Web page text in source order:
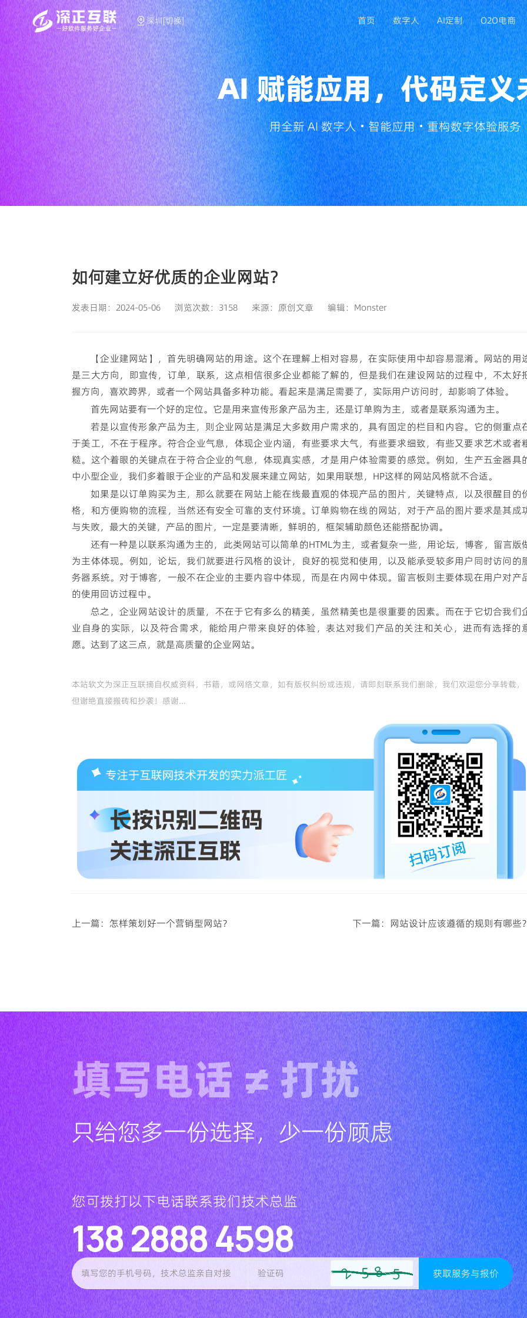
深圳[切换] 首页 数字人 AI定制 O2O电商
APP定制开发
满足移动端业务拓展，打造专属品牌应用
小程序开发
依托微信生态获客，降低用户使用门槛
ERP/CRM系统开发
AI 赋能应用，代码定义
用全新 AI 数字人・智能应用・重构数字体验服务
如何建立好优质的企业网站？
发表日期：2024-05-06 浏览次数：3158 来源： 原创文章 编辑： Monster
【企业建网站】，首先明确网站的用途。这个在理解上相对容易，在实际使用中却容易混淆。网站的用
是三大方向，即宣传，订单，联系，这点相信很多企业都能了解的，但是我们在建设网站的过程中，不太好
握方向，喜欢跨界，或者一个网站具备多种功能。看起来是满足需要了，实际用户访问时，却影响了体验。
首先网站要有一个好的定位。它是用来宣传形象产品为主，还是订单购为主，或者是联系沟通为主。
若是以宣传形象产品为主，则企业网站是满足大多数用户需求的，具有固定的栏目和内容。它的侧重点
于美工，不在于程序。符合企业气息，体现企业内涵，有些要求大气，有些要求细致，有些又要求艺术或者
糙。这个着眼的关键点在于符合企业的气息，体现真实感，才是用户体验需要的感觉。例如，生产五金器具
中小型企业，我们多着眼于企业的产品和发展来建立网站，如果用联想，HP这样的网站风格就不合适。
如果是以订单购买为主，那么就要在网站上能在线最直观的体现产品的图片，关键特点，以及很醒目的
格，和方便购物的流程，当然还有安全可靠的支付环境。订单购物在线的网站，对于产品的图片要求是其成
与失败，最大的关键，产品的图片，一定是要清晰，鲜明的，框架辅助颜色还能搭配协调。
还有一种是以联系沟通为主的，此类网站可以简单的HTML为主，或者复杂一些，用论坛，博客，留言版
为主体体现。例如，论坛，我们就要进行风格的设计，良好的视觉和使用，以及能承受较多用户同时访问的
务器系统。对于博客，一般不在企业的主要内容中体现，而是在内网中体现。留言板则主要体现在用户对产
的使用回访过程中。
总之，企业网站设计的质量，不在于它有多么的精美，虽然精美也是很重要的因素。而在于它切合我们
业自身的实际，以及符合需求，能给用户带来良好的体验，表达对我们产品的关注和关心，进而有选择的
愿。达到了这三点，就是高质量的企业网站。
本站软文为深正互联摘自权威资料，书籍，或网络文章，如有版权纠纷或违规，请即刻联系我们删除，我们欢迎您分享转载，
但谢绝直接搬砖和抄袭！感谢...
上一篇：怎样策划好一个营销型网站？ 下一篇：网站设计应该遵循的规则有哪些
填写电话 ≠ 打扰
只给您多一份选择，少一份顾虑
您可拨打以下电话联系我们技术总监
138 2888 4598